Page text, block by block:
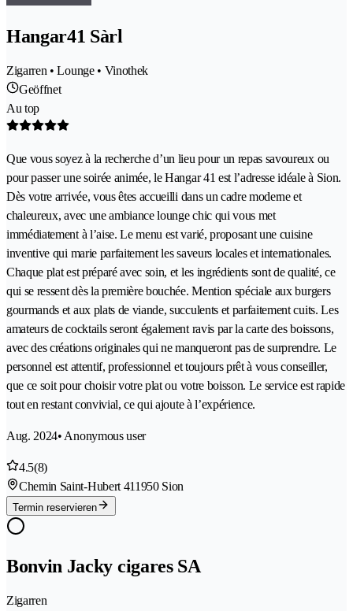
Hangar41 Sàrl
Zigarren • Lounge • Vinothek
Geöffnet
Au top
Que vous soyez à la recherche d’un lieu pour un repas savoureux ou
pour passer une soirée animée, le Hangar 41 est l’adresse idéale à Sion.
Dès votre arrivée, vous êtes accueilli dans un cadre moderne et
chaleureux, avec une ambiance lounge chic qui vous met
immédiatement à l’aise. Le menu est varié, proposant une cuisine
inventive qui marie parfaitement les saveurs locales et internationales.
Chaque plat est préparé avec soin, et les ingrédients sont de qualité, ce
qui se ressent dès la première bouchée. Mention spéciale aux burgers
gourmands et aux plats de viande, succulents et parfaitement cuits. Les
amateurs de cocktails seront également ravis par la carte des boissons,
avec des créations originales qui ne manqueront pas de surprendre. Le
personnel est attentif, professionnel et toujours prêt à vous conseiller,
que ce soit pour choisir votre plat ou votre boisson. Le service est rapide
tout en restant convivial, ce qui ajoute à l’expérience.
Aug. 2024• Anonymous user
4.5(8)
Chemin Saint-Hubert 411950 Sion
Termin reservieren
Bonvin Jacky cigares SA
Zigarren